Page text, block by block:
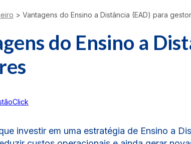
> Vantagens do Ensino a Distância (EAD) para
do Ensino a
investir em uma estratégia de Ensino a